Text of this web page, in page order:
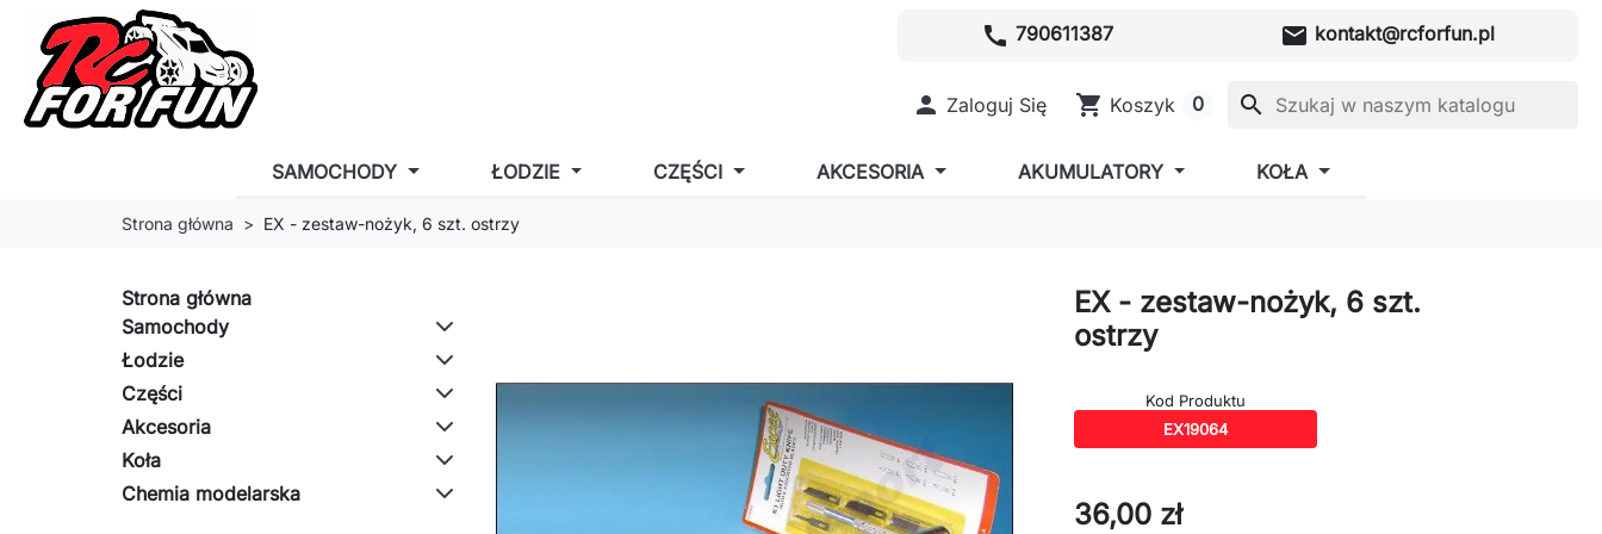
call 790611387 mail kontakt@rcforfun.pl
 Zaloguj Się shopping_cart Koszyk 0 search
SAMOCHODY ŁODZIE CZĘŚCI AKCESORIA AKUMULATORY KOŁA
Strona główna EX - zestaw-nożyk, 6 szt. ostrzy
Strona główna
Samochody
Łodzie
Części
Akcesoria
Koła
Chemia modelarska
EX - zestaw-nożyk, 6 szt.
ostrzy
Kod Produktu
EX19064
36,00 zł